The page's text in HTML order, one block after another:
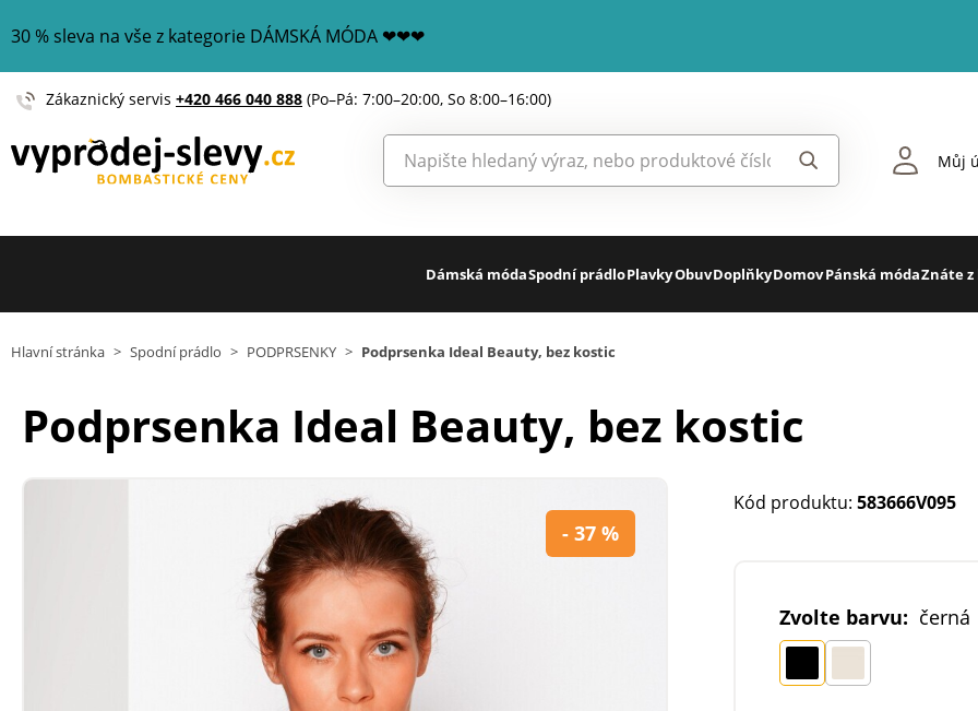
30 % sleva na vše z kategorie DÁMSKÁ MÓDA ❤❤❤
Zákaznický servis +420 466 040 888 (Po–Pá: 7:00–20:00, So 8:00–16:00)
Můj
Dámská módaSpodní prádloPlavkyObuvDoplňkyDomovPánská módaZnáte
Hlavní stránka > Spodní prádlo > PODPRSENKY > Podprsenka Ideal Beauty, bez kostic
Podprsenka Ideal Beauty, bez kostic
- 37 %
Kód produktu: 583666V095
Zvolte barvu: černá